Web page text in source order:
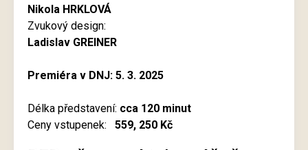
Nikola HRKLOVÁ
Zvukový design:
Ladislav GREINER
Premiéra v DNJ: 5. 3. 2025
Délka představení: cca 120 minut
Ceny vstupenek:
559, 250 Kč